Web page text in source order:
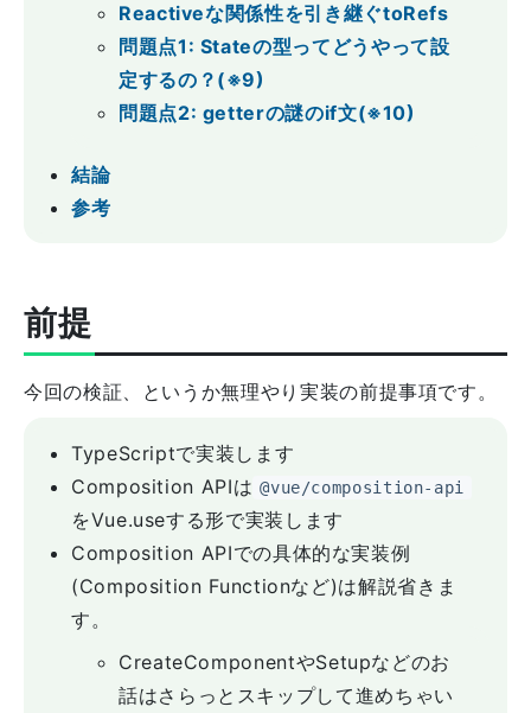
Reactiveな関係性を引き継ぐtoRefs
問題点1: Stateの型ってどうやって設
定するの？(※9)
問題点2: getterの謎のif文(※10)
結論
参考
前提
今回の検証、というか無理やり実装の前提事項です。
TypeScriptで実装します
Composition APIは @vue/composition-api
をVue.useする形で実装します
Composition APIでの具体的な実装例
(Composition Functionなど)は解説省きま
す。
CreateComponentやSetupなどのお
話はさらっとスキップして進めちゃい